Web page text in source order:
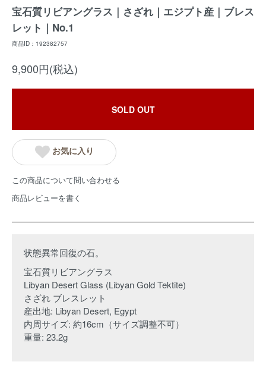
宝石質リビアングラス｜さざれ｜エジプト産｜ブレス
レット｜No.1
商品ID：192382757
9,900円(税込)
SOLD OUT
お気に入り
この商品について問い合わせる
商品レビューを書く
状態異常回復の石。
宝石質リビアングラス
Libyan Desert Glass (Libyan Gold Tektite)
さざれ ブレスレット
産出地: Libyan Desert, Egypt
内周サイズ: 約16cm（サイズ調整不可）
重量: 23.2g